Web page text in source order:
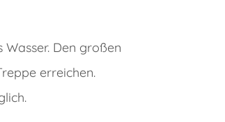
Den großen
erreichen.